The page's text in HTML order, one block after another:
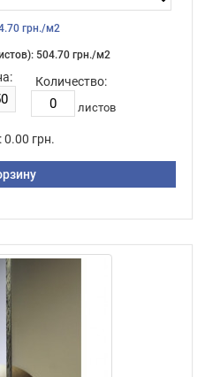
грн./м2
504.70 грн./м2
Количество:
листов
0.00 грн.